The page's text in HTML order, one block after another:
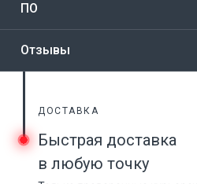
ПО
Отзывы
ДОСТАВКА
Быстрая доставка
в любую точку